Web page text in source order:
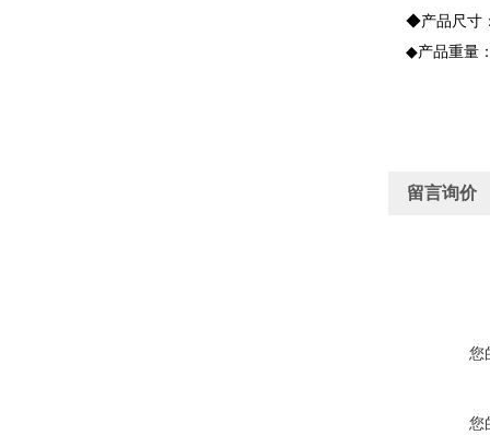
◆产品尺寸
◆产品重量
留言询价
您
您